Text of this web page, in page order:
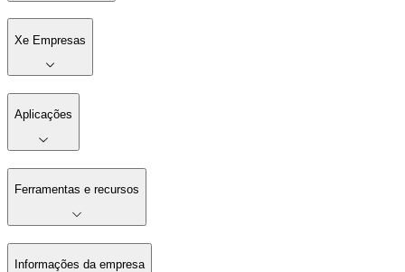
Xe Empresas
Aplicações
Ferramentas e recursos
Informações da empresa